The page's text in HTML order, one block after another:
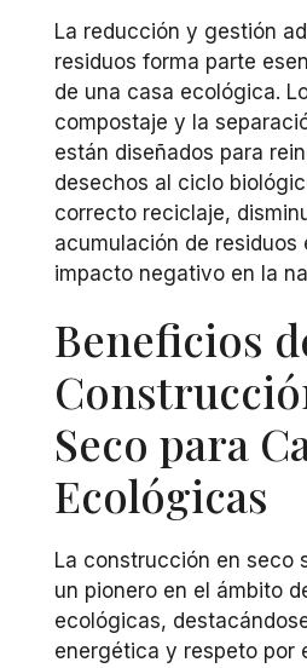
La reducción y gestión
residuos forma parte
de una casa ecológica.
compostaje y la
están diseñados para
desechos al ciclo
correcto reciclaje,
acumulación de residuos
impacto negativo en la
Beneficios
Seco para
Ecológicas
La construcción en seco
un pionero en el ámbito
ecológicas,
energética y respeto por